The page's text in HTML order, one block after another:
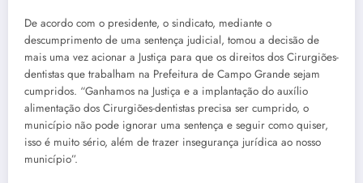
De acordo com o presidente, o sindicato, mediante o
descumprimento de uma sentença judicial, tomou a decisão de
mais uma vez acionar a Justiça para que os direitos dos Cirurgiões-
dentistas que trabalham na Prefeitura de Campo Grande sejam
cumpridos. “Ganhamos na Justiça e a implantação do auxílio
alimentação dos Cirurgiões-dentistas precisa ser cumprido, o
município não pode ignorar uma sentença e seguir como quiser,
isso é muito sério, além de trazer insegurança jurídica ao nosso
município”.